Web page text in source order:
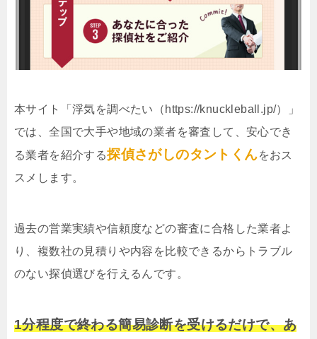
本サイト「浮気を調べたい（https://knuckleball.jp/）」
では、全国で大手や地域の業者を審査して、安心でき
る業者を紹介する探偵さがしのタントくんをおス
スメします。
過去の営業実績や信頼度などの審査に合格した業者よ
り、複数社の見積りや内容を比較できるからトラブル
のない探偵選びを行えるんです。
1分程度で終わる簡易診断を受けるだけで、あ